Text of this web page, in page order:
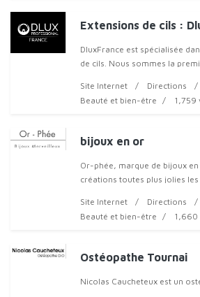
Extensions de cils :
DluxFrance est spécialisée
de cils. Nous sommes la
2003, nous sommes
Site Internet
Directions
Beauté et bien-être
1,759
bijoux en or
Or-phée, marque de bijoux
créations toutes plus jolies les
Site Internet
Directions
Beauté et bien-être
1,660
Ostéopathe Tournai
Nicolas Caucheteux est un